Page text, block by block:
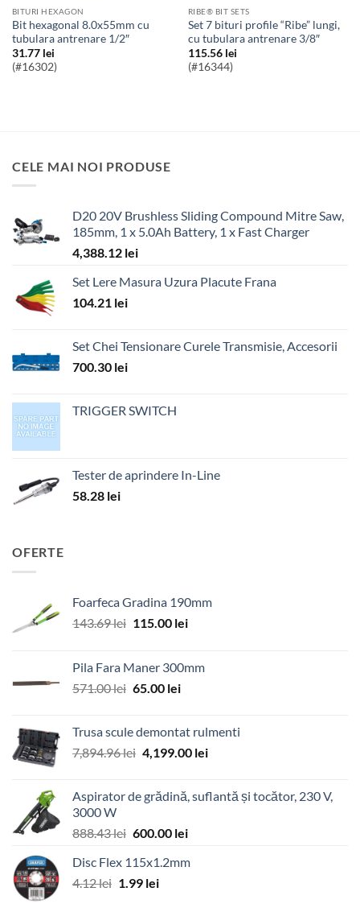
BITURI HEXAGON
Bit hexagonal 8.0x55mm cu
tubulara antrenare 1/2″
31.77 lei
(#16302)
RIBE® BIT SETS
Set 7 bituri profile “Ribe” lungi,
cu tubulara antrenare 3/8″
115.56 lei
(#16344)
CELE MAI NOI PRODUSE
D20 20V Brushless Sliding Compound Mitre Saw,
185mm, 1 x 5.0Ah Battery, 1 x Fast Charger
4,388.12 lei
Set Lere Masura Uzura Placute Frana
104.21 lei
Set Chei Tensionare Curele Transmisie, Accesorii
700.30 lei
TRIGGER SWITCH
Tester de aprindere In-Line
58.28 lei
OFERTE
Foarfeca Gradina 190mm
143.69lei Prețul
fost:
143.69 lei.
115.00 leiPrețul
115.00 lei.
Pila Fara Maner 300mm
571.00lei Prețul
fost:
571.00 lei.
65.00 leiPrețul
65.00 lei.
Trusa scule demontat rulmenti
7,894.96lei Prețul
fost:
4,199.00 leiPrețul
4,199.00 lei.
Aspirator de grădină, suflantă și tocător, 230 V,
3000 W
888.43lei Prețul
a
fost:
600.00 leiPrețul
este:
Disc Flex 115x1.2mm
4.12lei Prețul
1.99 leiPrețul